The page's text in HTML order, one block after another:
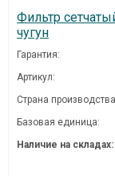
Фильтр
чугун
Гарантия:
Артикул:
Страна
Базовая единица:
Наличие на складах: